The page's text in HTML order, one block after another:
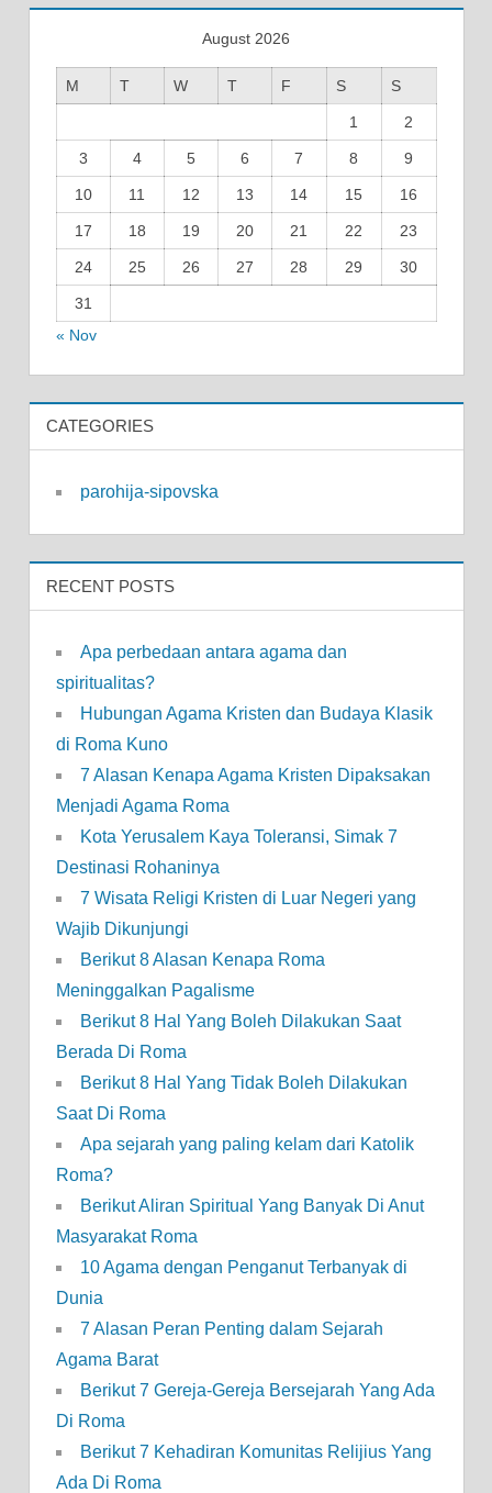
August 2026
M T W T F S S
1 2
3 4 5 6 7 8 9
10 11 12 13 14 15 16
17 18 19 20 21 22 23
24 25 26 27 28 29 30
31
« Nov
CATEGORIES
parohija-sipovska
RECENT POSTS
Apa perbedaan antara agama dan
spiritualitas?
Hubungan Agama Kristen dan Budaya Klasik
di Roma Kuno
7 Alasan Kenapa Agama Kristen Dipaksakan
Menjadi Agama Roma
Kota Yerusalem Kaya Toleransi, Simak 7
Destinasi Rohaninya
7 Wisata Religi Kristen di Luar Negeri yang
Wajib Dikunjungi
Berikut 8 Alasan Kenapa Roma
Meninggalkan Pagalisme
Berikut 8 Hal Yang Boleh Dilakukan Saat
Berada Di Roma
Berikut 8 Hal Yang Tidak Boleh Dilakukan
Saat Di Roma
Apa sejarah yang paling kelam dari Katolik
Roma?
Berikut Aliran Spiritual Yang Banyak Di Anut
Masyarakat Roma
10 Agama dengan Penganut Terbanyak di
Dunia
7 Alasan Peran Penting dalam Sejarah
Agama Barat
Berikut 7 Gereja-Gereja Bersejarah Yang Ada
Di Roma
Berikut 7 Kehadiran Komunitas Relijius Yang
Ada Di Roma